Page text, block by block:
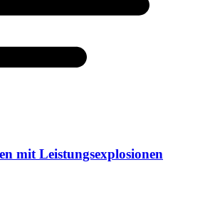
mit Leistungsexplosionen